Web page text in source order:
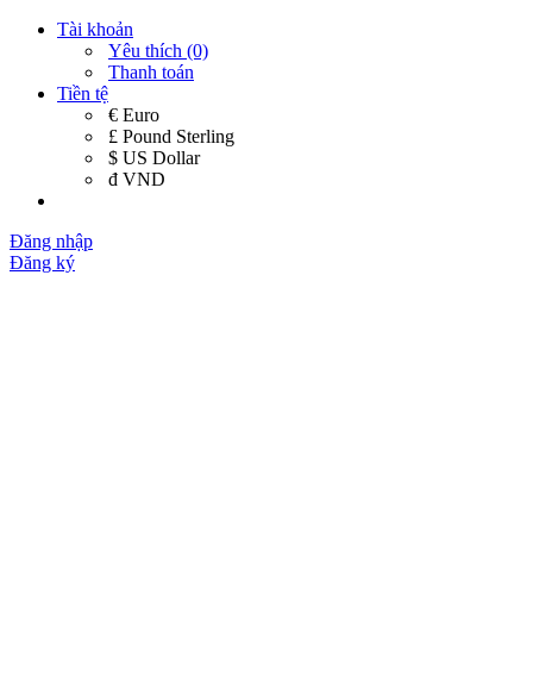
Tài khoản
Yêu thích (0)
Thanh toán
Tiền tệ
€ Euro
£ Pound Sterling
$ US Dollar
đ VND
Đăng nhập
Đăng ký